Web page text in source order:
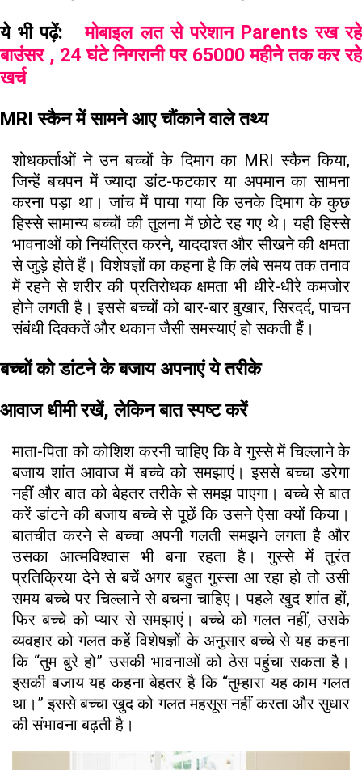
ये भी पढ़ें:मोबाइल लत से परेशान Parents रख रहे
बाउंसर , 24 घंटे निगरानी पर 65000 महीने तक कर रहे
खर्च
MRI स्कैन में सामने आए चौंकाने वाले तथ्य
शोधकर्ताओं ने उन बच्चों के दिमाग का MRI स्कैन किया,
जिन्हें बचपन में ज्यादा डांट-फटकार या अपमान का सामना
करना पड़ा था। जांच में पाया गया कि उनके दिमाग के कुछ
हिस्से सामान्य बच्चों की तुलना में छोटे रह गए थे। यही हिस्से
भावनाओं को नियंत्रित करने, याददाश्त और सीखने की क्षमता
से जुड़े होते हैं। विशेषज्ञों का कहना है कि लंबे समय तक तनाव
में रहने से शरीर की प्रतिरोधक क्षमता भी धीरे-धीरे कमजोर
होने लगती है। इससे बच्चों को बार-बार बुखार, सिरदर्द, पाचन
संबंधी दिक्कतें और थकान जैसी समस्याएं हो सकती हैं।
बच्चों को डांटने के बजाय अपनाएं ये तरीके
आवाज धीमी रखें, लेकिन बात स्पष्ट करें
माता-पिता को कोशिश करनी चाहिए कि वे गुस्से में चिल्लाने के
बजाय शांत आवाज में बच्चे को समझाएं। इससे बच्चा डरेगा
नहीं और बात को बेहतर तरीके से समझ पाएगा। बच्चे से बात
करें डांटने की बजाय बच्चे से पूछें कि उसने ऐसा क्यों किया।
बातचीत करने से बच्चा अपनी गलती समझने लगता है और
उसका आत्मविश्वास भी बना रहता है। गुस्से में तुरंत
प्रतिक्रिया देने से बचें अगर बहुत गुस्सा आ रहा हो तो उसी
समय बच्चे पर चिल्लाने से बचना चाहिए। पहले खुद शांत हों,
फिर बच्चे को प्यार से समझाएं। बच्चे को गलत नहीं, उसके
व्यवहार को गलत कहें विशेषज्ञों के अनुसार बच्चे से यह कहना
कि “तुम बुरे हो” उसकी भावनाओं को ठेस पहुंचा सकता है।
इसकी बजाय यह कहना बेहतर है कि “तुम्हारा यह काम गलत
था।” इससे बच्चा खुद को गलत महसूस नहीं करता और सुधार
की संभावना बढ़ती है।